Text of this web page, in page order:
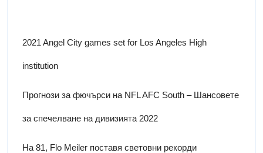
2021 Angel City games set for Los Angeles High
institution
Прогнози за фючърси на NFL AFC South – Шансовете
за спечелване на дивизията 2022
На 81, Flo Meiler поставя световни рекорди